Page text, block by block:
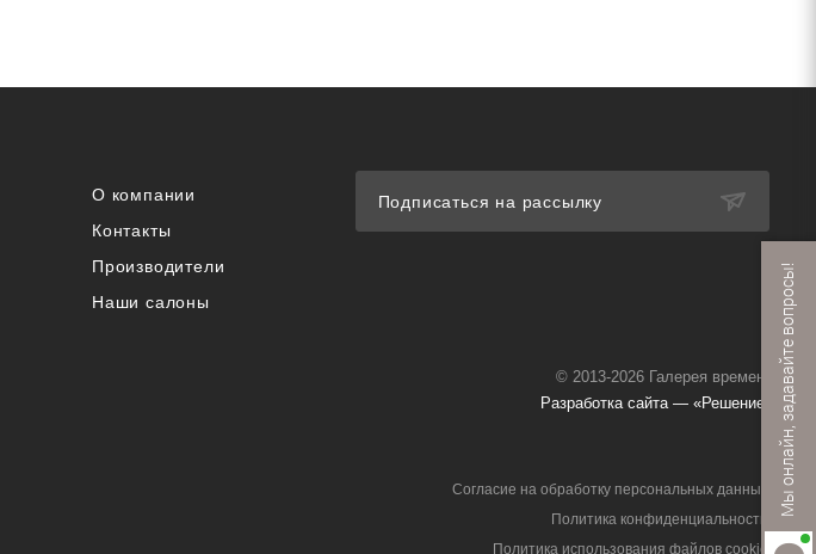
О компании
Контакты
Производители
Наши салоны
Подписаться на рассылку
© 2013-2026 Галерея времени
Разработка сайта — «Решение»
Согласие на обработку персональных данных
Политика конфиденциальности
Политика использования файлов cookie
Мы онлайн, задавайте вопросы!